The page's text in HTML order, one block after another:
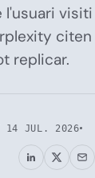
l'usuari visiti
citen
replicar.
14 JUL. 2026